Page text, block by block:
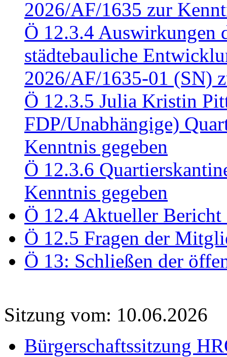
2026/AF/1635 zur
Ö 12.3.4 Auswirkungen
städtebauliche
2026/AF/1635-01 (SN)
Ö 12.3.5 Julia Kristin
FDP/Unabhängige)
Kenntnis gegeben
Ö 12.3.6
Kenntnis gegeben
Ö 12.4 Aktueller Bericht
Ö 12.5 Fragen der
Ö 13: Schließen der
Sitzung vom: 10.06.2026
Bürgerschaftssitzung